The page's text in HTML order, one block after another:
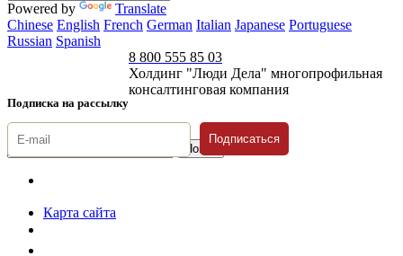
Powered by
Translate
Chinese English French German Italian Japanese Portuguese
Russian Spanish
Подписка на рассылку
8 800 555 85 03
Холдинг "Люди Дела" многопрофильная
консалтинговая компания
Подписаться
Карта сайта